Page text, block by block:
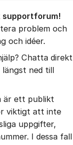
supportforum!
problem och
och idéer.
Chatta direkt
ned till
är ett publikt
viktigt att inte
uppgifter,
I dessa fall